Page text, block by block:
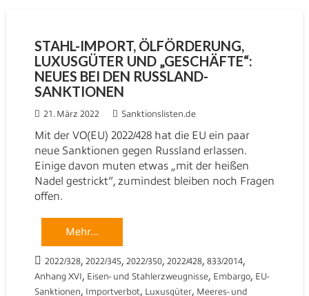
STAHL-IMPORT, ÖLFÖRDERUNG,
LUXUSGÜTER UND „GESCHÄFTE“:
NEUES BEI DEN RUSSLAND-
SANKTIONEN
21. März 2022 Sanktionslisten.de
Mit der VO(EU) 2022/428 hat die EU ein paar
neue Sanktionen gegen Russland erlassen.
Einige davon muten etwas „mit der heißen
Nadel gestrickt“, zumindest bleiben noch Fragen
offen.
Mehr...
2022/328, 2022/345, 2022/350, 2022/428, 833/2014,
Anhang XVI, Eisen- und Stahlerzweugnisse, Embargo, EU-
Sanktionen, Importverbot, Luxusgüter, Meeres- und